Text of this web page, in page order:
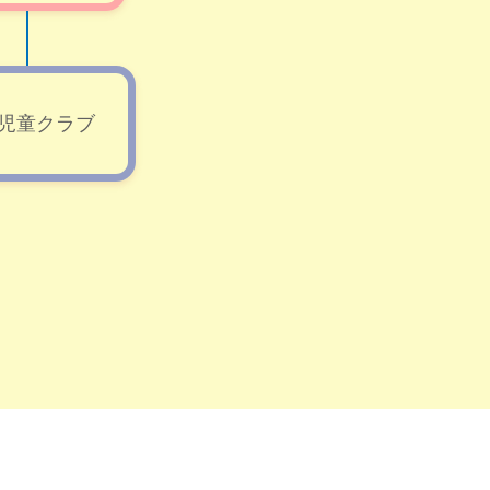
童クラブ